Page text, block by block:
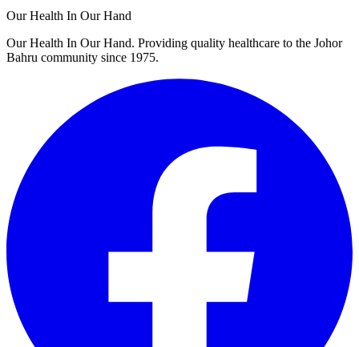
Our Health In Our Hand
Our Health In Our Hand. Providing quality healthcare to the Johor
Bahru community since 1975.